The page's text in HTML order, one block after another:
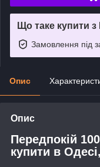
Що таке купити
Замовлення під
Опис
Опис
Передпокій
купити в Одесі,